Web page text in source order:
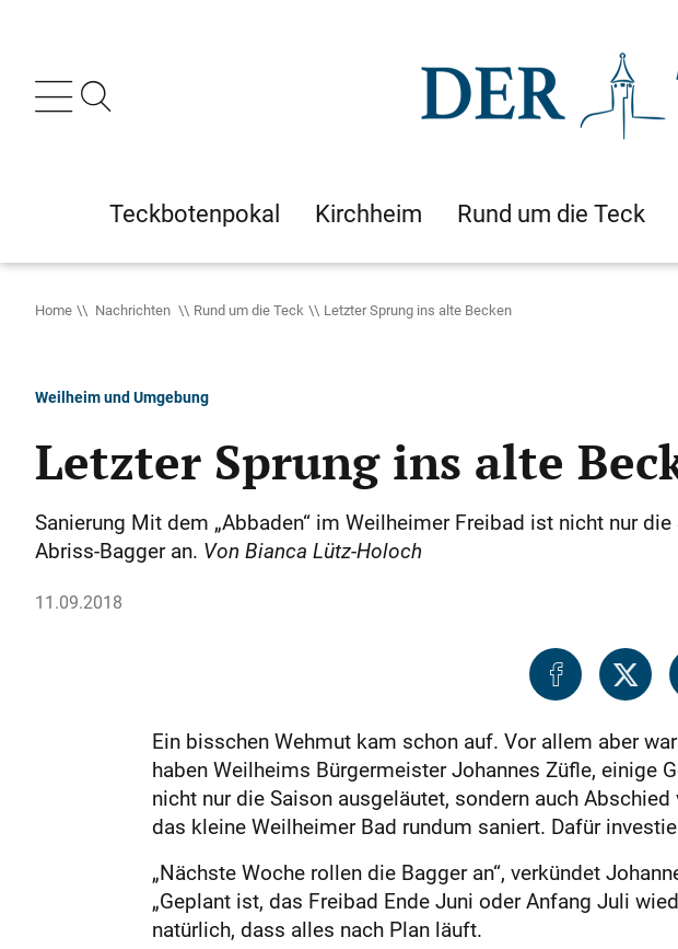
Teckbotenpokal Kirchheim Rund um die Teck
Home Nachrichten Rund um die Teck Letzter Sprung ins alte Becken
Weilheim und Umgebung
Letzter Sprung ins alte
Sanierung Mit dem „Abbaden“ im Weilheimer Freibad ist nicht nur
Abriss-Bagger an. Von Bianca Lütz-Holoch
11.09.2018
Ein bisschen Wehmut kam schon auf. Vor allem aber
haben Weilheims Bürgermeister Johannes Züfle, einige
nicht nur die Saison ausgeläutet, sondern auch
das kleine Weilheimer Bad rundum saniert. Dafür
„Nächste Woche rollen die Bagger an“, verkündet
„Geplant ist, das Freibad Ende Juni oder Anfang Juli
natürlich, dass alles nach Plan läuft.